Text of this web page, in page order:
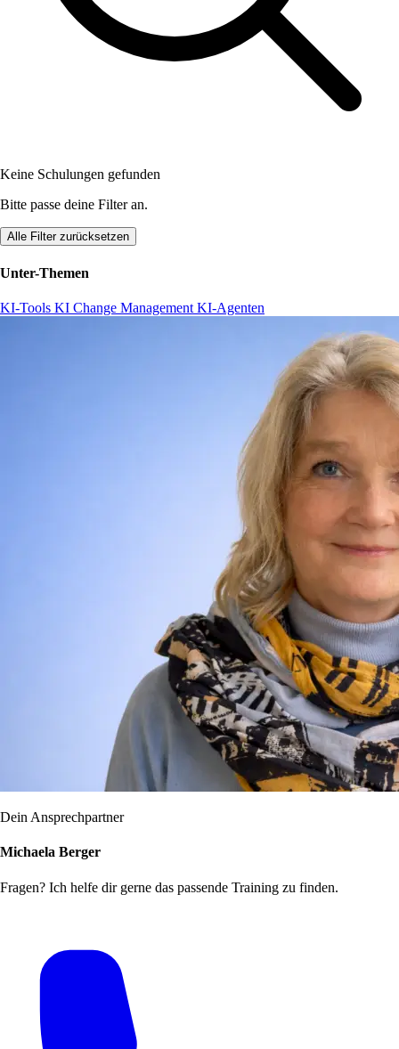
Keine Schulungen gefunden
Bitte passe deine Filter an.
Alle Filter zurücksetzen
Unter-Themen
KI-Tools KI Change Management KI-Agenten
Dein Ansprechpartner
Michaela Berger
Fragen? Ich helfe dir gerne das passende Training zu finden.